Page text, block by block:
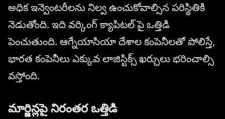
అధిక ఇన్వెంటరీలను నిల్వ ఉంచుకోవాల్సిన పరిస్థితికి
నెడుతోంది. ఇది వర్కింగ్ క్యాపిటల్ పై ఒత్తిడి
పెంచుతుంది. ఆగ్నేయాసియా దేశాల కంపెనీలతో పోలిస్తే,
భారత కంపెనీలు ఎక్కువ లాజిస్టిక్స్ ఖర్చులు భరించాల్సి
వస్తోంది.
మార్జిన్లపై నిరంతర ఒత్తిడి